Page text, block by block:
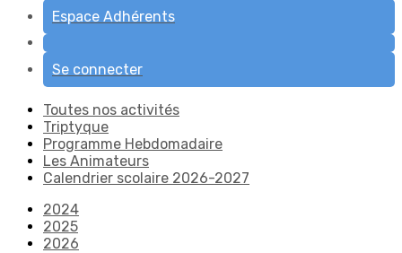
Espace Adhérents
Se connecter
Toutes nos activités
Triptyque
Programme Hebdomadaire
Les Animateurs
Calendrier scolaire 2026-2027
2024
2025
2026